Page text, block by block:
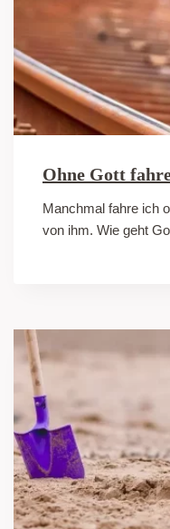
Ohne Gott
Manchmal fahre ich
von ihm. Wie geht